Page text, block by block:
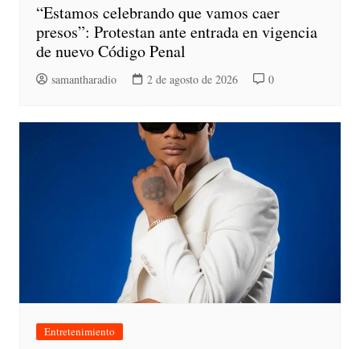
“Estamos celebrando que vamos caer
presos”: Protestan ante entrada en vigencia
de nuevo Código Penal
samantharadio 2 de agosto de 2026 0
Entretenimiento